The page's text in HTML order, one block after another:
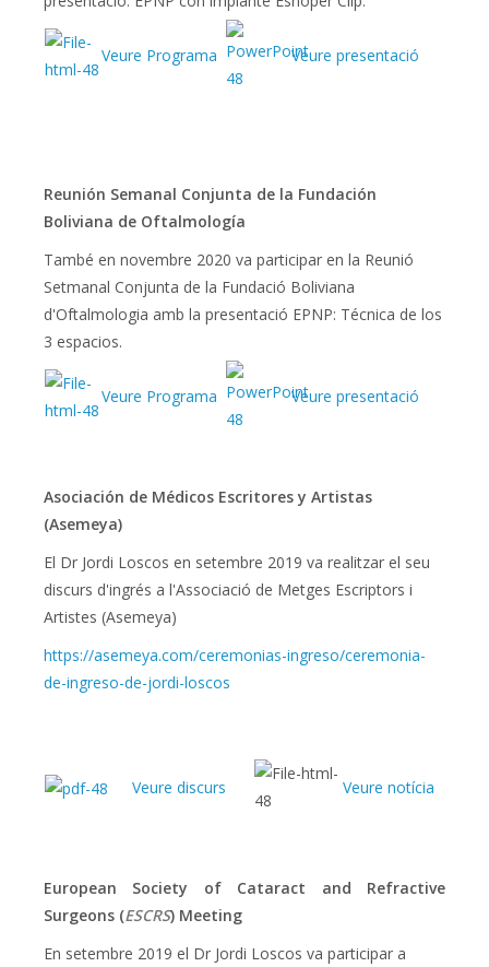
Veure Programa Veure presentació
Reunión Semanal Conjunta de la Fundación
Boliviana de Oftalmología
També en novembre 2020 va participar en la Reunió
Setmanal Conjunta de la Fundació Boliviana
d'Oftalmologia amb la presentació EPNP: Técnica de los
3 espacios.
Veure Programa Veure presentació
Asociación de Médicos Escritores y Artistas
(Asemeya)
El Dr Jordi Loscos en setembre 2019 va realitzar el seu
discurs d'ingrés a l'Associació de Metges Escriptors i
Artistes (Asemeya)
https://asemeya.com/ceremonias-ingreso/ceremonia-
de-ingreso-de-jordi-loscos
Veure discurs Veure notícia
European Society of Cataract and Refractive
Surgeons (ESCRS) Meeting
En setembre 2019 el Dr Jordi Loscos va participar a